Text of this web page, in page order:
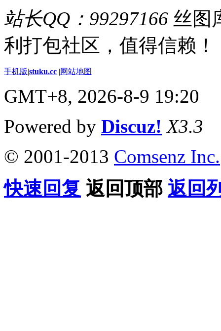
站长QQ：99297166 丝图
利打包社区，值得信赖！
手机版|stuku.cc |网站地图
GMT+8, 2026-8-9 19:20
Powered by Discuz! X3.3
© 2001-2013 Comsenz Inc.
快速回复 返回顶部 返回